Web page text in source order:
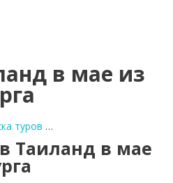
в мае из
туров …
Таиланд в мае